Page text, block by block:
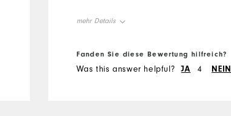
mehr Details
Runs Large
Fanden Sie diese Bewertung hilfreich?
Was this answer helpful? JA 4 NEIN